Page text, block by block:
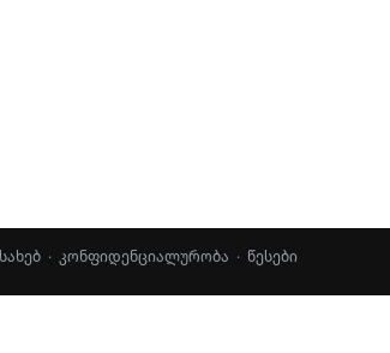
· კონფიდენციალურობა · წესები